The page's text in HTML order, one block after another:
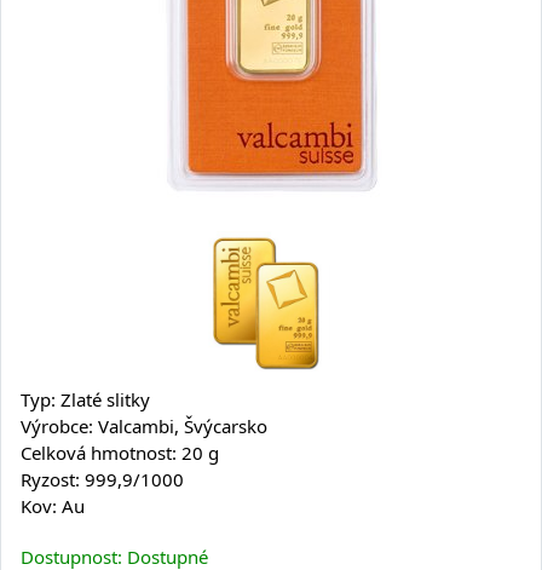
Typ: Zlaté slitky
Výrobce: Valcambi, Švýcarsko
Celková hmotnost: 20 g
Ryzost: 999,9/1000
Kov: Au
Dostupnost: Dostupné